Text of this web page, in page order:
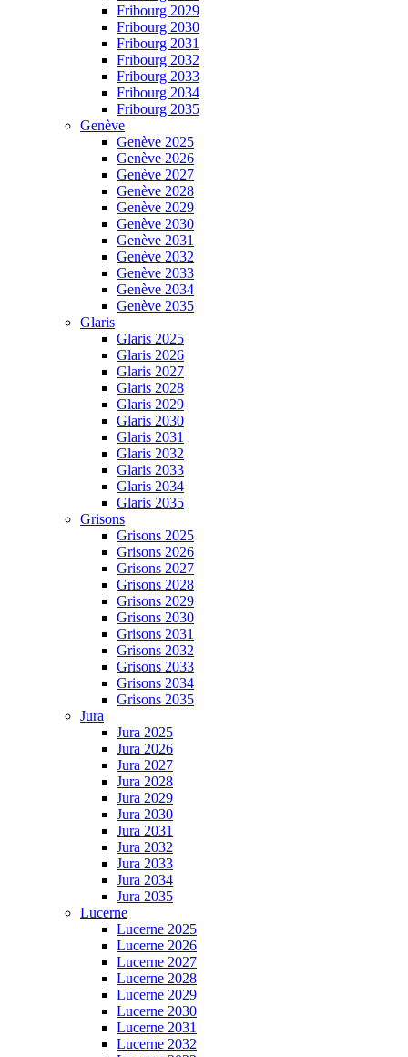
Fribourg 2029
Fribourg 2030
Fribourg 2031
Fribourg 2032
Fribourg 2033
Fribourg 2034
Fribourg 2035
Genève
Genève 2025
Genève 2026
Genève 2027
Genève 2028
Genève 2029
Genève 2030
Genève 2031
Genève 2032
Genève 2033
Genève 2034
Genève 2035
Glaris
Glaris 2025
Glaris 2026
Glaris 2027
Glaris 2028
Glaris 2029
Glaris 2030
Glaris 2031
Glaris 2032
Glaris 2033
Glaris 2034
Glaris 2035
Grisons
Grisons 2025
Grisons 2026
Grisons 2027
Grisons 2028
Grisons 2029
Grisons 2030
Grisons 2031
Grisons 2032
Grisons 2033
Grisons 2034
Grisons 2035
Jura
Jura 2025
Jura 2026
Jura 2027
Jura 2028
Jura 2029
Jura 2030
Jura 2031
Jura 2032
Jura 2033
Jura 2034
Jura 2035
Lucerne
Lucerne 2025
Lucerne 2026
Lucerne 2027
Lucerne 2028
Lucerne 2029
Lucerne 2030
Lucerne 2031
Lucerne 2032